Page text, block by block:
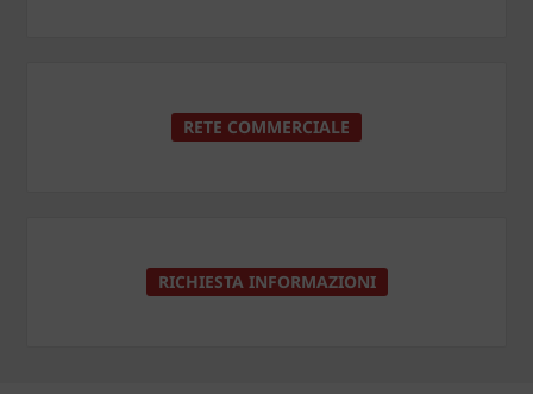
RETE COMMERCIALE
RICHIESTA INFORMAZIONI